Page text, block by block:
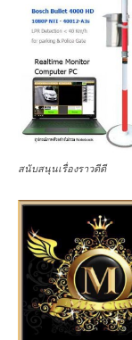
สนับสนุนเรื่องราวดีดี